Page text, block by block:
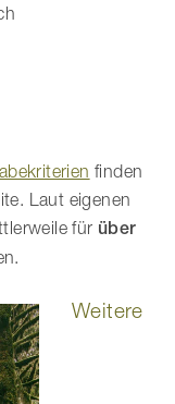
finden
Laut eigenen
für über
Weitere